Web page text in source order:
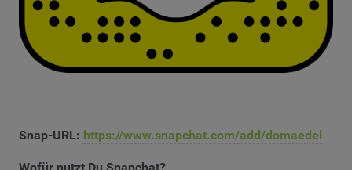
Snap-URL: https://www.snapchat.com/add/domaedel